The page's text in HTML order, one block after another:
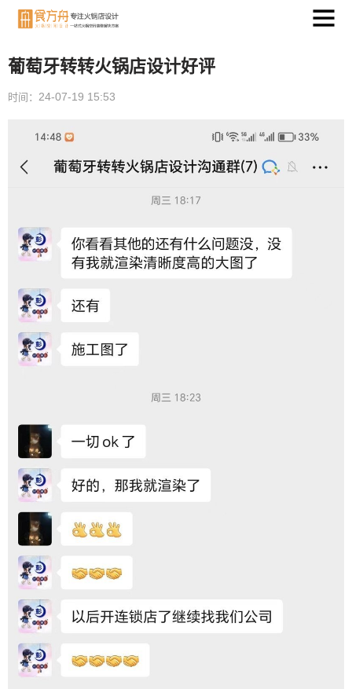
葡萄牙转转火锅店设计好评
时间： 24-07-19 15:53